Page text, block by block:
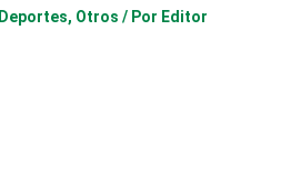
Deportes, Otros / Por Editor